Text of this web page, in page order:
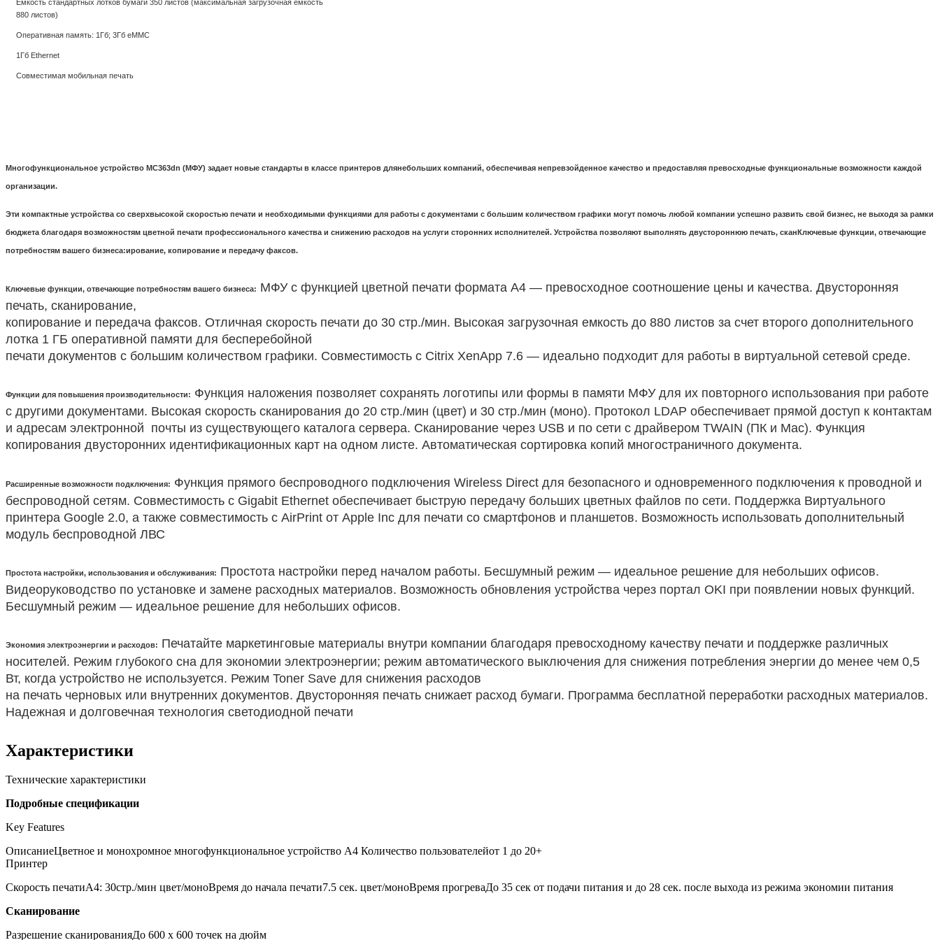
Емкость стандартных лотков бумаги 350 листов (максимальная загрузочная емкость
880 листов)
Оперативная память: 1Гб; 3Гб eMMC
1Гб Ethernet
Совместимая мобильная печать
Многофункциональное устройство MC363dn (МФУ) задает новые стандарты в классе принтеров длянебольших компаний, обеспечивая непревзойденное качество и предоставляя превосходные функциональные возможности каждой
организации.
Эти компактные устройства со сверхвысокой скоростью печати и необходимыми функциями для работы с документами с большим количеством графики могут помочь любой компании успешно развить свой бизнес, не выходя за рамки
бюджета благодаря возможностям цветной печати профессионального качества и снижению расходов на услуги сторонних исполнителей. Устройства позволяют выполнять двустороннюю печать, сканКлючевые функции, отвечающие
потребностям вашего бизнеса:ирование, копирование и передачу факсов.
Ключевые функции, отвечающие потребностям вашего бизнеса: МФУ с функцией цветной печати формата A4 — превосходное соотношение цены и качества. Двусторонняя
печать, сканирование,
копирование и передача факсов. Отличная скорость печати до 30 стр./мин. Высокая загрузочная емкость до 880 листов за счет второго дополнительного
лотка 1 ГБ оперативной памяти для бесперебойной
печати документов с большим количеством графики. Совместимость с Citrix XenApp 7.6 — идеально подходит для работы в виртуальной сетевой среде.
Функции для повышения производительности: Функция наложения позволяет сохранять логотипы или формы в памяти МФУ для их повторного использования при работе
с другими документами. Высокая скорость сканирования до 20 стр./мин (цвет) и 30 стр./мин (моно). Протокол LDAP обеспечивает прямой доступ к контактам
и адресам электронной почты из существующего каталога сервера. Сканирование через USB и по сети с драйвером TWAIN (ПК и Mac). Функция
копирования двусторонних идентификационных карт на одном листе. Автоматическая сортировка копий многостраничного документа.
Расширенные возможности подключения: Функция прямого беспроводного подключения Wireless Direct для безопасного и одновременного подключения к проводной и
беспроводной сетям. Совместимость с Gigabit Ethernet обеспечивает быструю передачу больших цветных файлов по сети. Поддержка Виртуального
принтера Google 2.0, а также совместимость с AirPrint от Apple Inc для печати со смартфонов и планшетов. Возможность использовать дополнительный
модуль беспроводной ЛВС
Простота настройки, использования и обслуживания: Простота настройки перед началом работы. Бесшумный режим — идеальное решение для небольших офисов.
Видеоруководство по установке и замене расходных материалов. Возможность обновления устройства через портал OKI при появлении новых функций.
Бесшумный режим — идеальное решение для небольших офисов.
Экономия электроэнергии и расходов: Печатайте маркетинговые материалы внутри компании благодаря превосходному качеству печати и поддержке различных
носителей. Режим глубокого сна для экономии электроэнергии; режим автоматического выключения для снижения потребления энергии до менее чем 0,5
Вт, когда устройство не используется. Режим Toner Save для снижения расходов
на печать черновых или внутренних документов. Двусторонняя печать снижает расход бумаги. Программа бесплатной переработки расходных материалов.
Надежная и долговечная технология светодиодной печати
Характеристики
Технические характеристики
Подробные спецификации
Key Features
ОписаниеЦветное и монохромное многофункциональное устройство A4 Количество пользователейот 1 до 20+
Принтер
Скорость печатиA4: 30стр./мин цвет/моноВремя до начала печати7.5 сек. цвет/моноВремя прогреваДо 35 сек от подачи питания и до 28 сек. после выхода из режима экономии питания
Сканирование
Разрешение сканированияДо 600 x 600 точек на дюйм